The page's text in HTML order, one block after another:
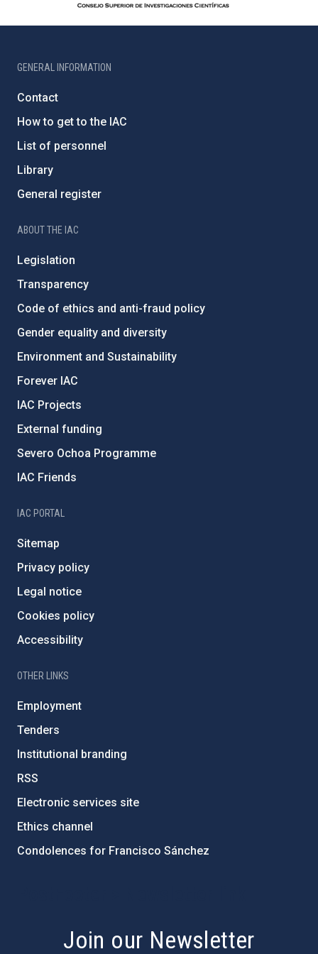
GENERAL INFORMATION
Contact
How to get to the IAC
List of personnel
Library
General register
ABOUT THE IAC
Legislation
Transparency
Code of ethics and anti-fraud policy
Gender equality and diversity
Environment and Sustainability
Forever IAC
IAC Projects
External funding
Severo Ochoa Programme
IAC Friends
IAC PORTAL
Sitemap
Privacy policy
Legal notice
Cookies policy
Accessibility
OTHER LINKS
Employment
Tenders
Institutional branding
RSS
Electronic services site
Ethics channel
Condolences for Francisco Sánchez
Join our Newsletter